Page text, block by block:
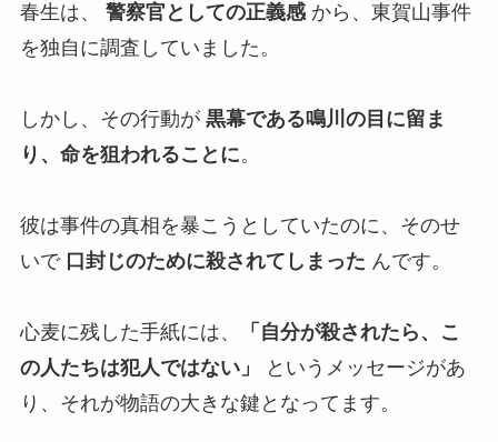
春生は、 警察官としての正義感から、東賀山事件
を独自に調査していました。
しかし、その行動が 黒幕である鳴川の目に留ま
り、命を狙われることに。
彼は事件の真相を暴こうとしていたのに、そのせ
いで 口封じのために殺されてしまった んです。
心麦に残した手紙には、
「自分が殺されたら、こ
の人たちは犯人ではない」
というメッセージがあ
り、それが物語の大きな鍵となってます。